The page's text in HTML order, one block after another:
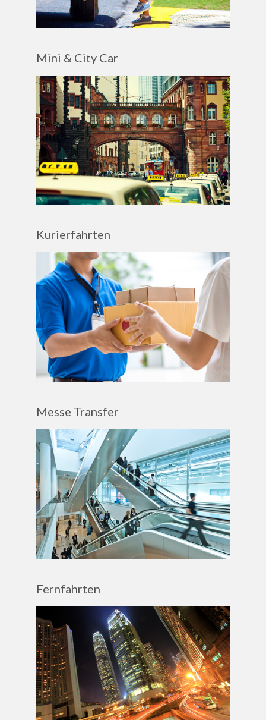
Mini & City Car
Kurierfahrten
Messe Transfer
Fernfahrten